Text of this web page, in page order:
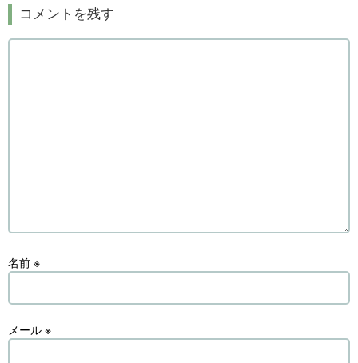
コメントを残す
名前 ※
メール ※